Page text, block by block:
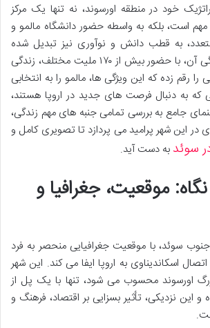
خود در منطقه اورسوند، نه تنها یک مرکز
است، بلکه به واسطه حضور دانشگاه مالمو و
به قطب دانش و نوآوری نیز تبدیل شده
است. جامعه چندفرهنگی آن، با حضور بیش از ۱۷۰ ملیت مختلف، زندگی
زده که این ویژگی ها، مالمو را به انتخابی
که به دنبال فرصت های جدید در اروپا هستند،
جامع به بررسی تمامی جنبه های مهم زندگی،
در این شهر پرامید می پردازد تا تصویری کامل و
سوئد به دست آید.
موقعیت، جغرافیا و
سوئد، با موقعیت جغرافیایی منحصر به فرد
اسکاندیناوی به اروپا ایفا می کند. این شهر
اورسوند محسوب می شود، تنها با یک پل از
این نزدیکی، تأثیر بسزایی بر اقتصاد، فرهنگ و